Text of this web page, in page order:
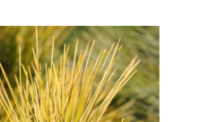
Les
options
peuvent
être